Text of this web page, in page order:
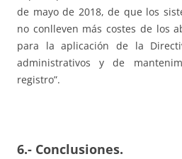
de mayo de 2018, de que los
no conlleven más costes de los
para la aplicación de la
administrativos y de
registro”.
6.- Conclusiones.